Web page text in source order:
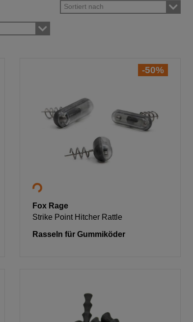
Sortiert nach
-50%
Fox Rage
Strike Point Hitcher Rattle
Rasseln für Gummiköder